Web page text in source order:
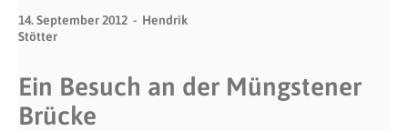
14. September 2012
Hendrik
Stötter
Ein Besuch an der Müngstener
Brücke